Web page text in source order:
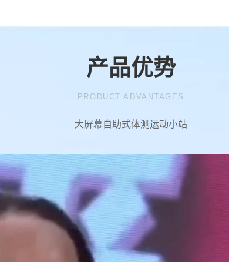
产品优势
PRODUCT ADVANTAGES
大屏幕自助式体测运动小站